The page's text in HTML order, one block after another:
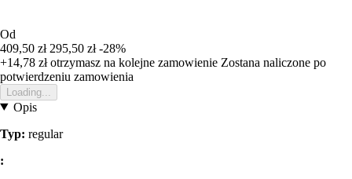
Od
409,50 zł 295,50 zł -28%
+14,78 złotrzymasz na kolejne zamowienie Zostana naliczone po
potwierdzeniu zamowienia
Loading...
Opis
Typ: regular
: